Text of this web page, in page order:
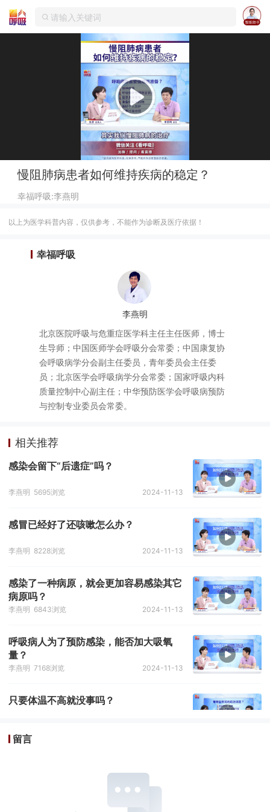
慢阻肺病患者如何维持疾病的稳定？
幸福呼吸:李燕明
以上为医学科普内容，仅供参考，不能作为诊断及医疗依据！
幸福呼吸
李燕明
北京医院呼吸与危重症医学科主任主任医师，博士
生导师；中国医师学会呼吸分会常委；中国康复协
会呼吸病学分会副主任委员，青年委员会主任委
员；北京医学会呼吸病学分会常委；国家呼吸内科
质量控制中心副主任；中华预防医学会呼吸病预防
与控制专业委员会常委。
相关推荐
感染会留下“后遗症”吗？
李燕明 5695浏览 2024-11-13
感冒已经好了还咳嗽怎么办？
李燕明 8228浏览 2024-11-13
感染了一种病原，就会更加容易感染其它
病原吗？
李燕明 6843浏览 2024-11-13
呼吸病人为了预防感染，能否加大吸氧
量？
李燕明 7168浏览 2024-11-13
只要体温不高就没事吗？
2024-11-11
留言